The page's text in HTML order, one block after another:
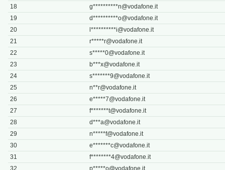
18
g**********n@vodafone.it
19
d**********o@vodafone.it
20
l**********i@vodafone.it
21
r*****r@vodafone.it
22
s*****0@vodafone.it
23
b***x@vodafone.it
24
s*******9@vodafone.it
25
n**r@vodafone.it
26
e*****7@vodafone.it
27
f*******t@vodafone.it
28
d***a@vodafone.it
29
n*****f@vodafone.it
30
e*******c@vodafone.it
31
f********4@vodafone.it
32
p*****o@vodafone.it